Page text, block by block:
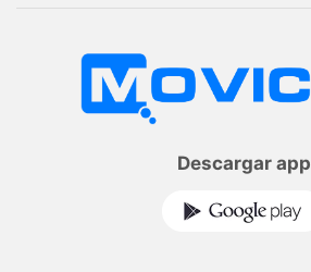
Descargar app